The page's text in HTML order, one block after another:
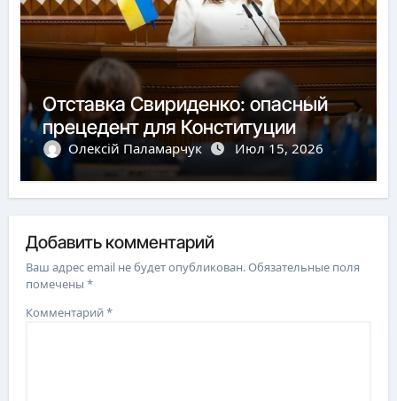
Отставка Свириденко: опасный
прецедент для Конституции
Олексій Паламарчук Июл 15, 2026
Добавить комментарий
Ваш адрес email не будет опубликован.Обязательные поля
помечены*
Комментарий*